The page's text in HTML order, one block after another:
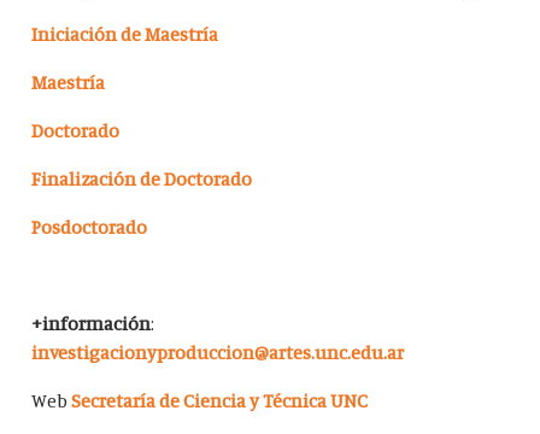
Iniciación de Maestría
Maestría
Doctorado
Finalización de Doctorado
Posdoctorado
+información:
investigacionyproduccion@artes.unc.edu.ar
WebSecretaría de Ciencia y Técnica UNC